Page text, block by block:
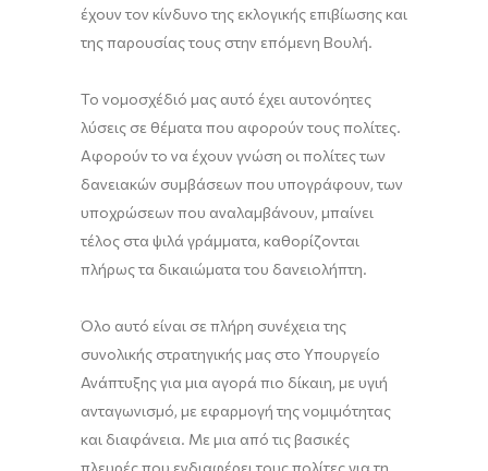
έχουν τον κίνδυνο της εκλογικής επιβίωσης και
της παρουσίας τους στην επόμενη Βουλή.
Το νομοσχέδιό μας αυτό έχει αυτονόητες
λύσεις σε θέματα που αφορούν τους πολίτες.
Αφορούν το να έχουν γνώση οι πολίτες των
δανειακών συμβάσεων που υπογράφουν, των
υποχρώσεων που αναλαμβάνουν, μπαίνει
τέλος στα ψιλά γράμματα, καθορίζονται
πλήρως τα δικαιώματα του δανειολήπτη.
Όλο αυτό είναι σε πλήρη συνέχεια της
συνολικής στρατηγικής μας στο Υπουργείο
Ανάπτυξης για μια αγορά πιο δίκαιη, με υγιή
ανταγωνισμό, με εφαρμογή της νομιμότητας
και διαφάνεια. Με μια από τις βασικές
πλευρές που ενδιαφέρει τους πολίτες για τη